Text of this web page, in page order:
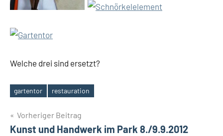
Welche drei sind ersetzt?
Schlagwörter
gartentor restauration
Beitragsnavigation
Vorheriger Beitrag
Kunst und Handwerk im Park 8./9.9.2012